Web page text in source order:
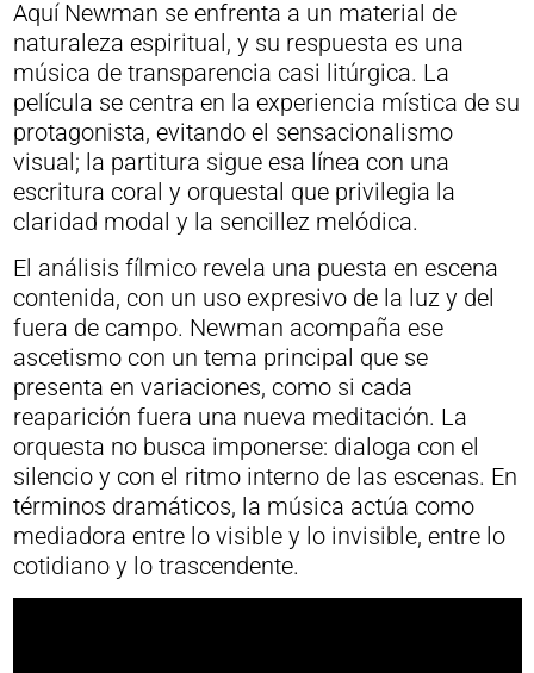
Aquí Newman se enfrenta a un material de
naturaleza espiritual, y su respuesta es una
música de transparencia casi litúrgica. La
película se centra en la experiencia mística de su
protagonista, evitando el sensacionalismo
visual; la partitura sigue esa línea con una
escritura coral y orquestal que privilegia la
claridad modal y la sencillez melódica.
El análisis fílmico revela una puesta en escena
contenida, con un uso expresivo de la luz y del
fuera de campo. Newman acompaña ese
ascetismo con un tema principal que se
presenta en variaciones, como si cada
reaparición fuera una nueva meditación. La
orquesta no busca imponerse: dialoga con el
silencio y con el ritmo interno de las escenas. En
términos dramáticos, la música actúa como
mediadora entre lo visible y lo invisible, entre lo
cotidiano y lo trascendente.